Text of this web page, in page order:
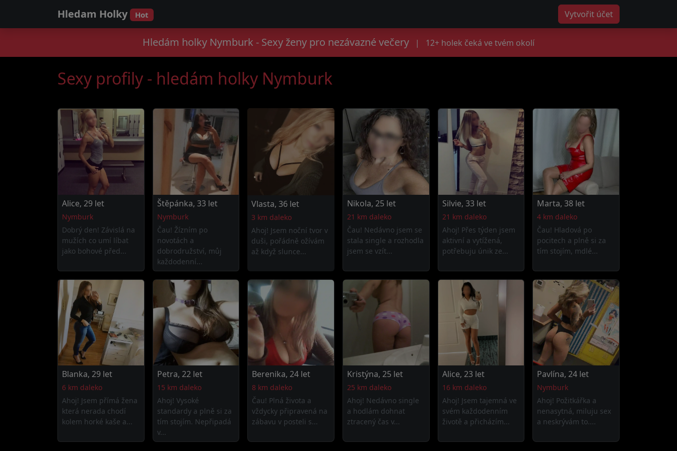
Hledam Holky Hot Vytvořit účet
Hledám holky Nymburk - Sexy ženy pro nezávazné večery | 12+ holek čeká ve tvém okolí
Sexy profily - hledám holky Nymburk
Alice, 29 let
Nymburk
Dobrý den! Závislá na
mužích co umí líbat
jako bohové před...
Štěpánka, 33 let
Nymburk
Čau! Žízním po
novotách a
dobrodružství, můj
každodenní...
Vlasta, 36 let
3 km daleko
Ahoj! Jsem noční tvor v
duši, pořádně ožívám
až když slunce...
Nikola, 25 let
21 km daleko
Čau! Nedávno jsem se
stala single a rozhodla
jsem se vzít...
Silvie, 33 let
21 km daleko
Ahoj! Přes týden jsem
aktivní a vytížená,
potřebuju únik ze...
Marta, 38 let
4 km daleko
Čau! Hladová po
pocitech a plně si za
tím stojím, mdlé...
Blanka, 29 let
6 km daleko
Ahoj! Jsem přímá žena
která nerada chodí
kolem horké kaše a...
Petra, 22 let
15 km daleko
Ahoj! Vysoké
standardy a plně si za
tím stojím. Nepřipadá
v...
Berenika, 24 let
8 km daleko
Čau! Plná života a
vždycky připravená na
zábavu v posteli s...
Kristýna, 25 let
25 km daleko
Ahoj! Nedávno single
a hodlám dohnat
ztracený čas v...
Alice, 23 let
16 km daleko
Ahoj! Jsem tajemná ve
svém každodenním
životě a přicházím...
Pavlína, 24 let
Nymburk
Ahoj! Požitkářka a
nenasytná, miluju sex
a neskrývám to....